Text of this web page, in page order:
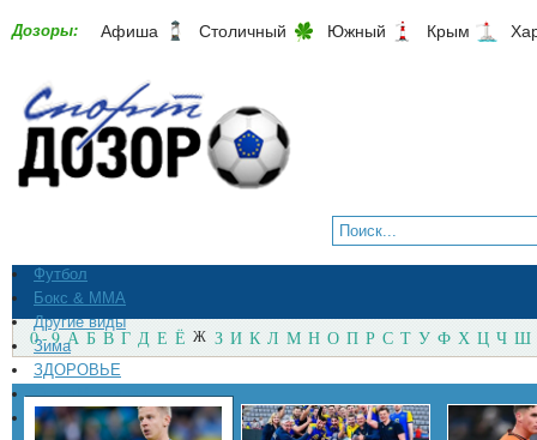
Дозоры: Афиша Столичный Южный Крым
Футбол
Бокс & ММА
Другие виды
Зима
ЗДОРОВЬЕ
СпортМагазины
Архив
0 - 9 А Б В Г Д Е Ё Ж З И К Л М Н О П Р С Т У Ф Х Ц Ч Ш